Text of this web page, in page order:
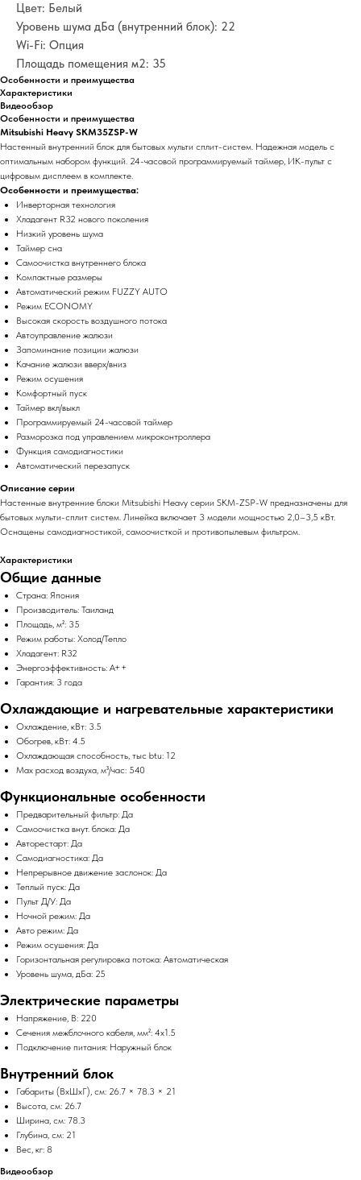
Цвет: Белый
Уровень шума дБа (внутренний блок): 22
Wi-Fi: Опция
Площадь помещения м2: 35
Особенности и преимущества
Характеристики
Видеообзор
Особенности и преимущества
Mitsubishi Heavy SKM35ZSP-W
Настенный внутренний блок для бытовых мульти сплит-систем. Надежная модель с
оптимальным набором функций. 24-часовой программируемый таймер, ИК-пульт с
цифровым дисплеем в комплекте.
Особенности и преимущества:
Инверторная технология
Хладагент R32 нового поколения
Низкий уровень шума
Таймер сна
Самоочистка внутреннего блока
Компактные размеры
Автоматический режим FUZZY AUTO
Режим ECONOMY
Высокая скорость воздушного потока
Автоуправление жалюзи
Запоминание позиции жалюзи
Качание жалюзи вверх/вниз
Режим осушения
Комфортный пуск
Таймер вкл/выкл
Программируемый 24-часовой таймер
Разморозка под управлением микроконтроллера
Функция самодиагностики
Автоматический перезапуск
Описание серии
Настенные внутренние блоки Mitsubishi Heavy серии SKM-ZSP-W предназначены для
бытовых мульти-сплит систем. Линейка включает 3 модели мощностью 2,0–3,5 кВт.
Оснащены самодиагностикой, самоочисткой и противопылевым фильтром.
Характеристики
Общие данные
Страна: Япония
Производитель: Таиланд
Площадь, м²: 35
Режим работы: Холод/Тепло
Хладагент: R32
Энергоэффективность: A++
Гарантия: 3 года
Охлаждающие и нагревательные характеристики
Охлаждение, кВт: 3.5
Обогрев, кВт: 4.5
Охлаждающая способность, тыс btu: 12
Max расход воздуха, м³/час: 540
Функциональные особенности
Предварительный фильтр: Да
Самоочистка внут. блока: Да
Авторестарт: Да
Самодиагностика: Да
Непрерывное движение заслонок: Да
Теплый пуск: Да
Пульт Д/У: Да
Ночной режим: Да
Авто режим: Да
Режим осушения: Да
Горизонтальная регулировка потока: Автоматическая
Уровень шума, дБа: 25
Электрические параметры
Напряжение, В: 220
Сечения межблочного кабеля, мм²: 4x1.5
Подключение питания: Наружный блок
Внутренний блок
Габариты (ВхШхГ), см: 26.7 × 78.3 × 21
Высота, см: 26.7
Ширина, см: 78.3
Глубина, см: 21
Вес, кг: 8
Видеообзор